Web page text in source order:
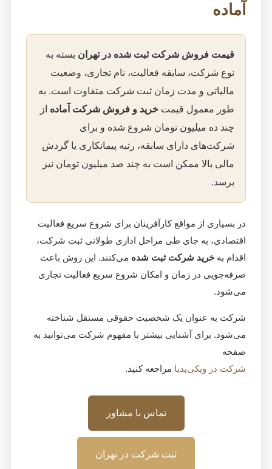
آماده
قیمت فروش شرکت ثبت شده در تهران بسته به
نوع شرکت، سابقه فعالیت، نام تجاری، وضعیت
مالیاتی و مدت زمان ثبت شرکت متفاوت است. به
طور معمول قیمت خرید و فروش شرکت آماده از
چند ده میلیون تومان شروع شده و برای
شرکت‌های دارای سابقه، رتبه پیمانکاری یا گردش
مالی بالا ممکن است به چند صد میلیون تومان نیز
برسد.
در بسیاری از مواقع کارآفرینان برای شروع سریع فعالیت
اقتصادی، به جای طی مراحل اداری طولانی ثبت شرکت،
اقدام به خرید شرکت ثبت شده می‌کنند. این روش باعث
صرفه‌جویی در زمان و امکان شروع سریع فعالیت تجاری
می‌شود.
شرکت به عنوان یک شخصیت حقوقی مستقل شناخته
می‌شود. برای آشنایی بیشتر با مفهوم شرکت می‌توانید به
صفحه
شرکت در ویکی‌پدیا مراجعه کنید.
تماس با مشاور
ثبت شرکت در تهران